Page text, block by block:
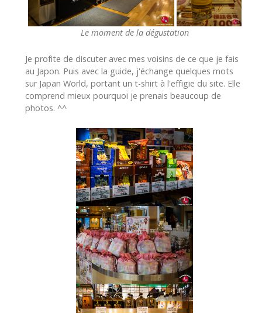
Le moment de la dégustation
Je profite de discuter avec mes voisins de ce que je fais
au Japon. Puis avec la guide, j'échange quelques mots
sur Japan World, portant un t-shirt à l'effigie du site. Elle
comprend mieux pourquoi je prenais beaucoup de
photos. ^^